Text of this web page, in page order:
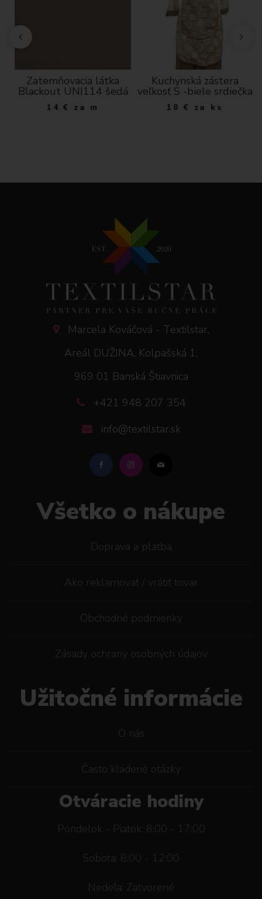
Zatemňovacia látka
Blackout UNI114 šedá
14 € za m
Kuchynská zástera
veľkosť S -biele srdiečka
18 € za ks
Marcela Kováčová - Textilstar,
Areál DUŽINA, Kolpašská 1,
969 01 Banská Štiavnica
+421 948 207 354
info@textilstar.sk
Všetko o nákupe
Doprava a platba
Ako reklamovat / vrátiť tovar
Obchodné podmienky
Zásady ochrany osobných údajov
Užitočné informácie
O nás
Často kladené otázky
Otváracie hodiny
Pondelok - Piatok: 8:00 - 17:00
Sobota: 8:00 - 12:00
Nedeľa: Zatvorené